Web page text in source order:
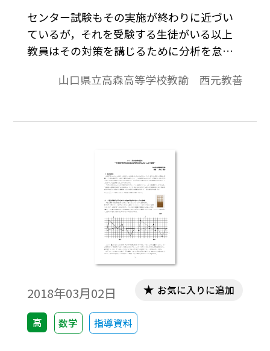
センター試験もその実施が終わりに近づい
ているが，それを受験する生徒がいる以上
教員はその対策を講じるために分析を怠っ
がなくても正解になる」ことがある問題よ
そのことを別の条件から判断させる問題設
本稿では，あからさまに角の二等分線とい
う語を表に出さず，「 内心である」を正解
とする問題を作る舞台裏を見せながら，問
題作成の背景を考察してみたい。※文中の
数式は，「Tosho数式エディタ」で作成され
ています。ワード文書で数式を正しく表示す
るためには，「Tosho数式エディタ」が導入
されていることが必要です。無償ダウンロー
ドはこちら→無償ダウンロードのご案内
山口県立高森高等学校教諭 西元教善
2018年03月02日
高 数学 指導資料
お気に入りに追加